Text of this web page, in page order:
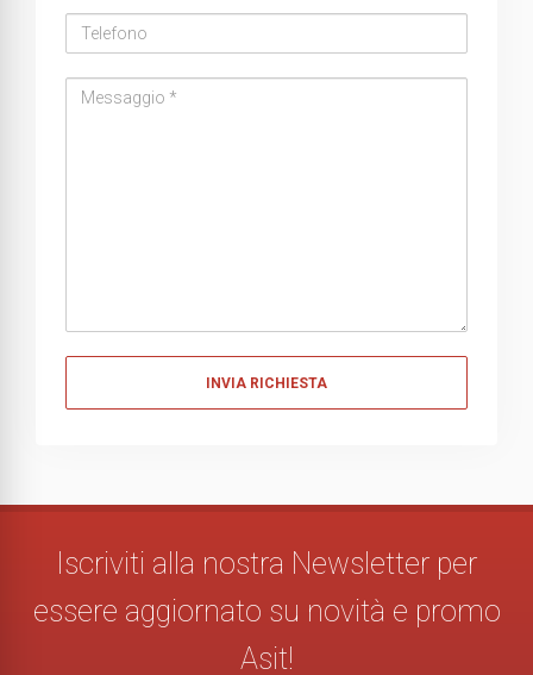
Iscriviti alla nostra Newsletter per
essere aggiornato su novità e promo
Asit!